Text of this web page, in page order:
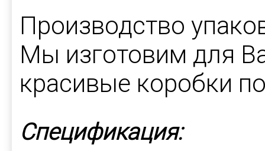
Производство
Мы изготовим для
красивые коробки
Спецификация: